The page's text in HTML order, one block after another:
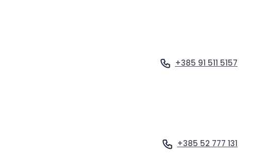
+385 91 511 5157
+385 52 777 131